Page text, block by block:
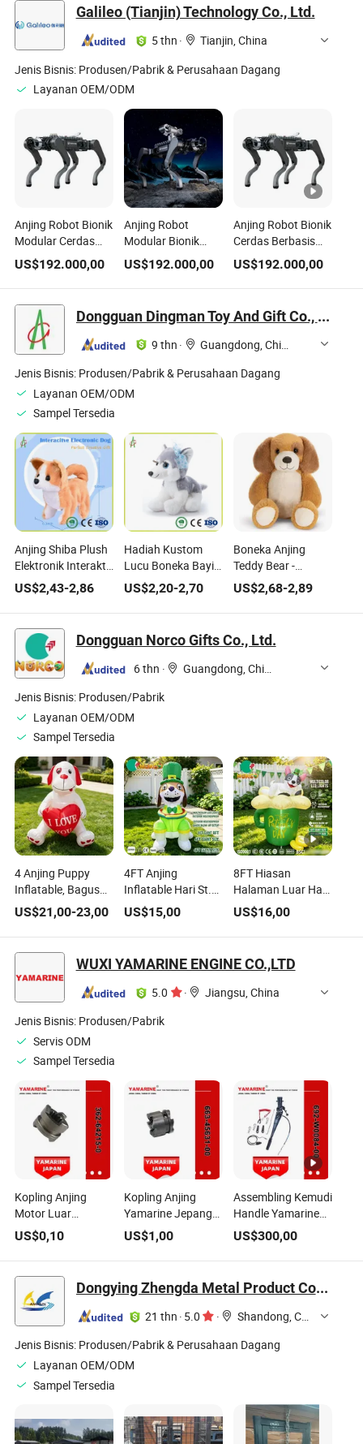
Galileo (Tianjin) Technology Co., Ltd.
5 thn ·
Tianjin, China
Jenis Bisnis: Produsen/Pabrik & Perusahaan Dagang
Layanan OEM/ODM
Anjing Robot Bionik
Modular Cerdas
yang Kapabel dan
Modular untuk
Pertunjukan
Hiburan di Bawah
Tanah
US$192.000,00
Anjing Robot
Modular Bionik
Portabel Ringan
Cerdas untuk
Analisis Data
US$192.000,00
Anjing Robot Bionik
Cerdas Berbasis
Pembelajaran
Mendalam yang
Didukung AI untuk
US$192.000,00
Dongguan Dingman Toy And Gift Co., Ltd.
9 thn ·
Guangdong, China
Jenis Bisnis: Produsen/Pabrik & Perusahaan Dagang
Layanan OEM/ODM
Sampel Tersedia
Anjing Shiba Plush
Elektronik Interaktif
Lucu Kreatif Laris
Manis
US$2,43-2,86
Hadiah Kustom
Lucu Boneka Bayi
Lembut Anak-Anak
yang Menawan
Berkualitas Tinggi
US$2,20-2,70
Boneka Anjing
Teddy Bear -
Boneka Anjing,
Cuddle Chunk
US$2,68-2,89
Dongguan Norco Gifts Co., Ltd.
6 thn ·
Guangdong, China
Jenis Bisnis: Produsen/Pabrik
Layanan OEM/ODM
Sampel Tersedia
4 Anjing Puppy
Inflatable, Bagus
untuk Pernikahan
dan Pesta Hari
Valentine
US$21,00-23,00
4FT Anjing
Inflatable Hari St.
Patrick dengan
Topi Leprechaun,
Anak Anjing
Pelangi, Dekorasi
Tiup untuk
Dekorasi Hari St.
Patrick
US$15,00
8FT Hiasan
Halaman Luar Hari
St. Patrick dalam
Bentuk Anjing
Mengapung di
Lampu LED untuk
Liburan "Hari St.
Patrick
US$16,00
WUXI YAMARINE ENGINE CO.,LTD
5.0 ·
Jiangsu, China
Jenis Bisnis: Produsen/Pabrik
Servis ODM
Sampel Tersedia
Kopling Anjing
Motor Luar
Yamarine 362-
64215-0 Cocok
untuk Mercury
Tohatsu
9.9HP/15HP/18HP
US$0,10
Kopling Anjing
Yamarine Jepang
663-45631-00
Cocok untuk Motor
Luar YAMAHA
US$1,00
Assembling Kemudi
Handle Yamarine
Outboard 692-
W0084-00, 692-
W0084-11-8d
Cocok untuk
YAMAHA 75/85HP
US$300,00
Dongying Zhengda Metal Product Co., Ltd.
21 thn · 5.0 ·
Shandong, China
Jenis Bisnis: Produsen/Pabrik & Perusahaan Dagang
Layanan OEM/ODM
Sampel Tersedia